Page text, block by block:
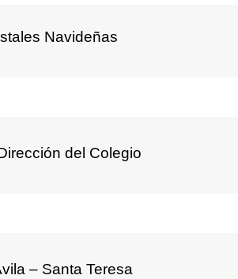
Navideñas
del Colegio
– Santa Teresa